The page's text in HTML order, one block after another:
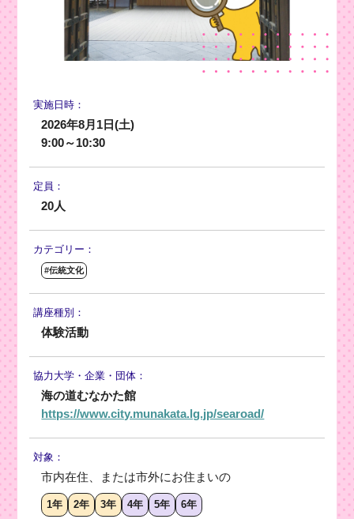
実施日時：
2026年8月1日(土)
9:00～10:30
定員：
20人
カテゴリー：
#伝統文化
講座種別：
体験活動
協力大学・企業・団体：
海の道むなかた館
https://www.city.munakata.lg.jp/searoad/
対象：
市内在住、または市外にお住まいの
1年 2年 3年 4年 5年 6年